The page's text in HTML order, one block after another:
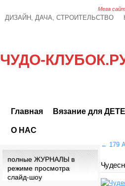
Мега
ДИЗАЙН, ДАЧА, СТРОИТЕЛЬСТВО
ЧУДО-
Главная Вязание для
О НАС
← 179
полные ЖУРНАЛЫ в
режиме просмотра
слайд-шоу